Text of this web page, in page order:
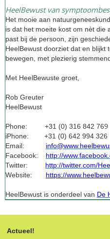
HeelBewust van
Het mooie aan
is dat het moeite kost om nèt die
past bij de persoon, zijn
HeelBewust doorziet dat en
bewegen, met plezierig
Met HeelBewuste groet,
Rob Greuter
HeelBewust
Phone: +31 (0) 316 842 769
iPhone: +31 (0) 642 994 326
Email:
Facebook: http://
Twitter: http://twitter.com/
Website: https://
HeelBewust is onderdeel van De
Actueel!